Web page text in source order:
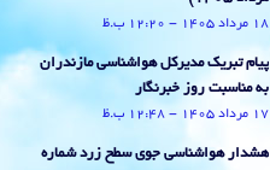
18 مرداد 1405 - 12:20 ب.ظ
پیام تبریک مدیرکل هواشناسی مازندران
به مناسبت روز خبرنگار
17 مرداد 1405 - 12:48 ب.ظ
هشدار هواشناسی جوی سطح زرد شماره